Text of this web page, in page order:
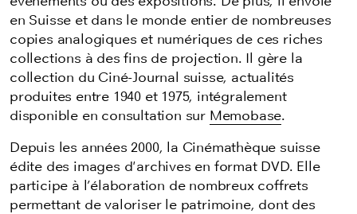
en Suisse et dans le monde entier de nombreuses
copies analogiques et numériques de ces riches
collections à des fins de projection. Il gère la
collection du Ciné-Journal suisse, actualités
produites entre 1940 et 1975, intégralement
disponible en consultation sur Memobase.
Depuis les années 2000, la Cinémathèque suisse
édite des images d'archives en format DVD. Elle
participe à l’élaboration de nombreux coffrets
permettant de valoriser le patrimoine, dont des